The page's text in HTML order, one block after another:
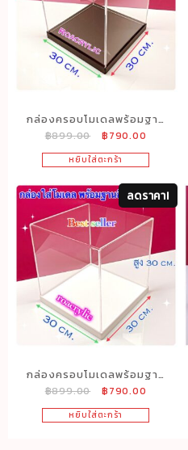
กล่องครอบโมเดลพร้อมฐาน
สีดำขนาด30x30x30cm.
฿899.00
Original
price
was:
฿899.00.
฿790.00
price
is:
฿790.00.
หยิบใส่ตะกร้า
ลดราคา!
กล่องครอบโมเดลพร้อมฐาน
สีขาว ขนาด30x30x30cm.
฿899.00
Original
price
was:
฿790.00
price
is:
หยิบใส่ตะกร้า